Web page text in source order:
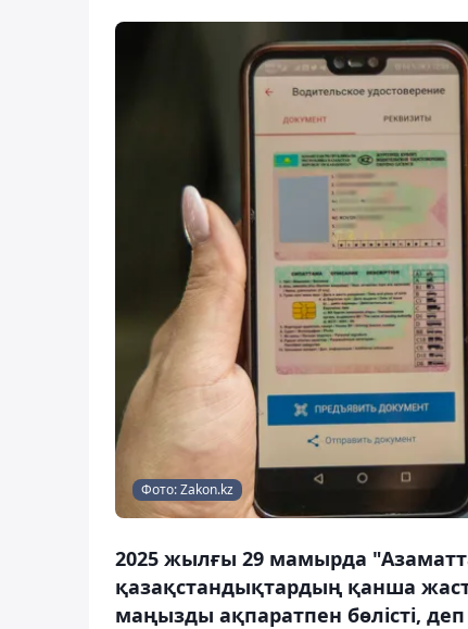
Фото: Zakon.kz
2025 жылғы 29 мамырда
қазақстандықтардың қанша
маңызды ақпаратпен бөлісті,